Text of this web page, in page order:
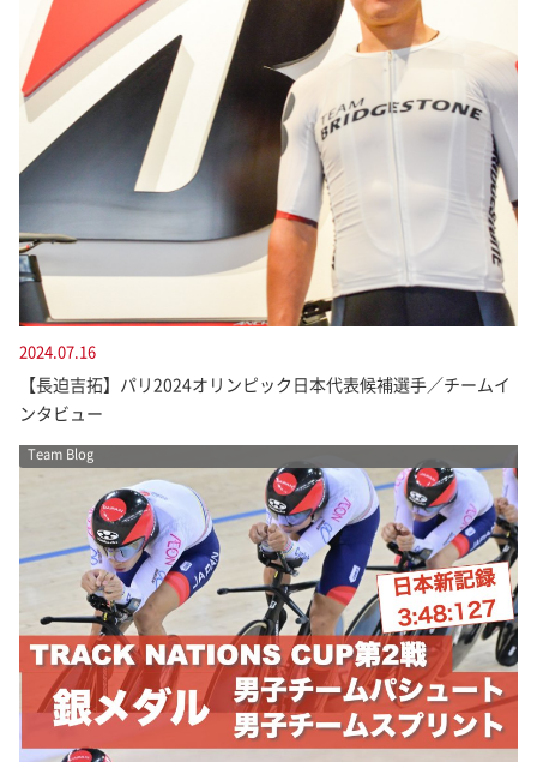
2024.07.16
【長迫吉拓】パリ2024オリンピック日本代表候補選手／チームイ
ンタビュー
Team Blog